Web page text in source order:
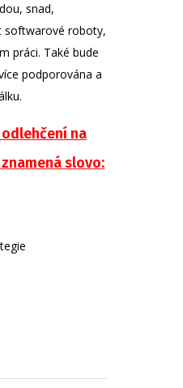
snad,
softwarové roboty,
práci. Také bude
podporována a
na
slovo: